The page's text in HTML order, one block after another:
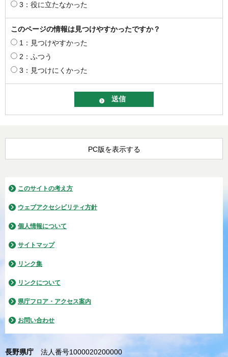
3：役に立たなかった
このページの情報は見つけやすかったですか？
1：見つけやすかった
2：ふつう
3：見つけにくかった
PC版を表示する
このサイトの考え方
ウェブアクセシビリティ方針
個人情報について
サイトマップ
リンク集
リンクについて
県庁フロア・アクセス案内
お問い合わせ
長野県庁 法人番号1000020200000